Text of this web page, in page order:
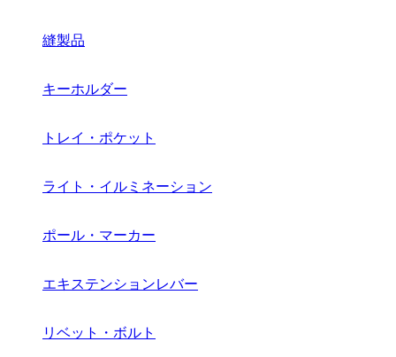
縫製品
キーホルダー
トレイ・ポケット
ライト・イルミネーション
ポール・マーカー
エキステンションレバー
リベット・ボルト